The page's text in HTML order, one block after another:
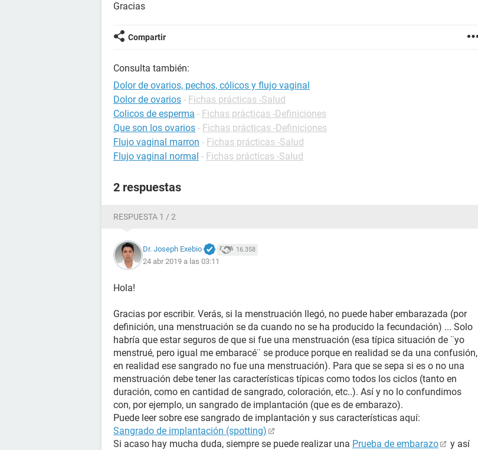
Gracias
Compartir
Consulta también:
Dolor de ovarios, pechos, cólicos y flujo vaginal
Dolor de ovarios - Fichas prácticas -Salud
Colicos de esperma - Fichas prácticas -Definiciones
Que son los ovarios - Fichas prácticas -Definiciones
Flujo vaginal marron - Fichas prácticas -Salud
Flujo vaginal normal - Fichas prácticas -Salud
2 respuestas
RESPUESTA 1 / 2
Dr. Joseph Exebio 16.358
24 abr 2019 a las 03:11
Hola!
Gracias por escribir. Verás, si la menstruación llegó, no puede haber embarazada (por
definición, una menstruación se da cuando no se ha producido la fecundación) ... Solo
habría que estar seguros de que si fue una menstruación (esa típica situación de ¨yo
menstrué, pero igual me embaracé¨ se produce porque en realidad se da una confusión,
en realidad ese sangrado no fue una menstruación). Para que se sepa si es o no una
menstruación debe tener las características típicas como todos los ciclos (tanto en
duración, como en cantidad de sangrado, coloración, etc..). Así y no lo confundimos
con, por ejemplo, un sangrado de implantación (que es de embarazo).
Puede leer sobre ese sangrado de implantación y sus características aquí:
Sangrado de implantación (spotting)
Si acaso hay mucha duda, siempre se puede realizar una Prueba de embarazo
y así